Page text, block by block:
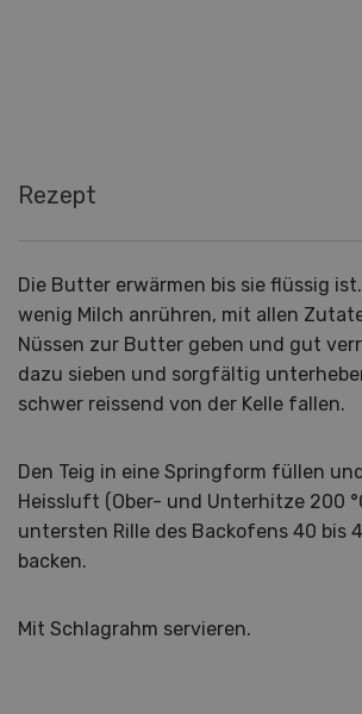
Rezept
Die Butter erwärmen bis sie flüssig
wenig Milch anrühren, mit allen
Nüssen zur Butter geben und gut
dazu sieben und sorgfältig
schwer reissend von der Kelle fallen.
Den Teig in eine Springform füllen
Heissluft (Ober- und Unterhitze 200
untersten Rille des Backofens 40 bis
backen.
Mit Schlagrahm servieren.